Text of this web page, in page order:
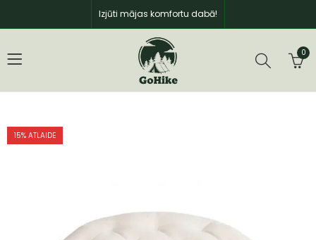
Izjūti mājas komfortu dabā!
0
15% ATLAIDE